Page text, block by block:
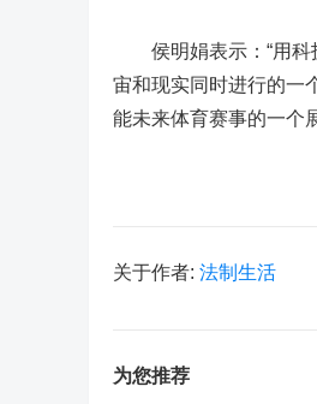
侯明娟表示：“用科
宙和现实同时进行的一
能未来体育赛事的一个
关于作者: 法制生活
为您推荐